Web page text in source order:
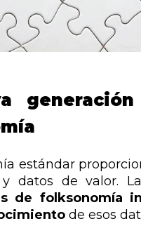
estándar
datos de valor.
de folksonomía
de esos